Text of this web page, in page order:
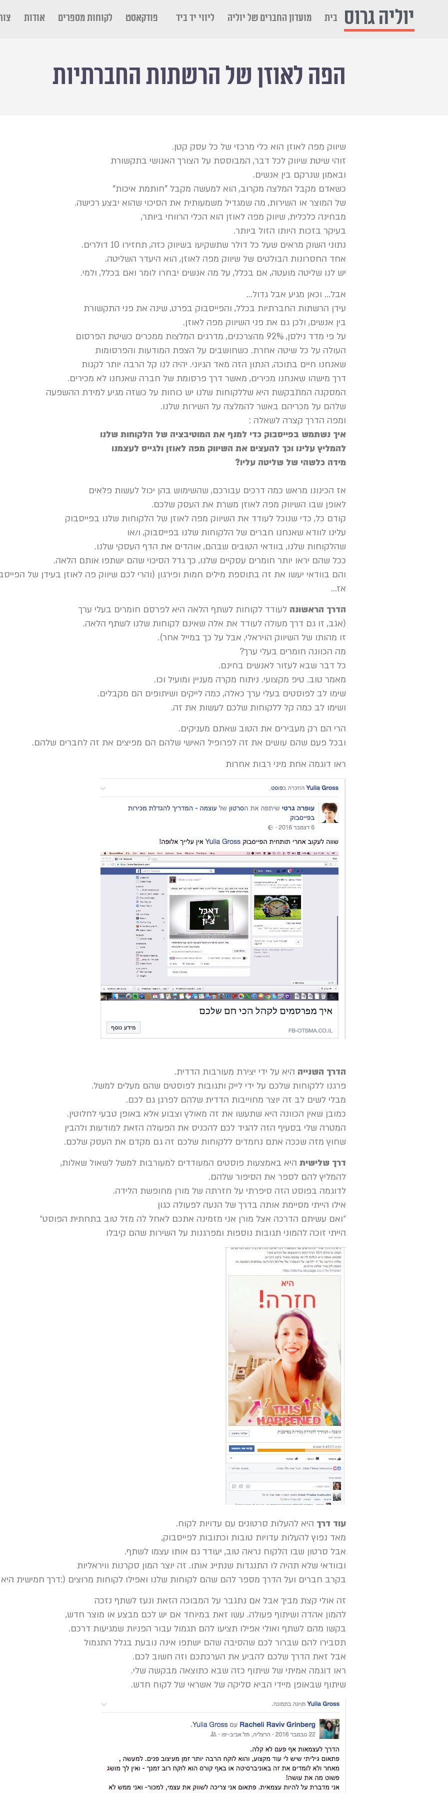
יוליה גרוס בית מועדון החברים של יוליה ליווי יד ביד פודקאסט לקוחות מספרים אודות
הפה לאוזן של הרשתות החברתיות
שיווק מפה לאוזן הוא כלי מרכזי של כל עסק קטן.
זוהי שיטת שיווק לכל דבר, המבוססת על הצורך האנושי בתקשורת
ובאמון שנרקם בין אנשים.
כשאדם מקבל המלצה מקרוב, הוא למעשה מקבל "חותמת איכות"
של המוצר או השירות, מה שמגדיל משמעותית את הסיכוי שהוא יבצע רכישה.
מבחינה כלכלית, שיווק מפה לאוזן הוא הכלי הרווחי ביותר,
בעיקר בזכות היותו הזול ביותר.
נתוני השוק מראים שעל כל דולר שתשקיעו בשיווק כזה, תחזירו 10 דולרים.
אחד החסרונות הבולטים של שיווק מפה לאוזן, הוא היעדר השליטה.
יש לנו שליטה מועטה, אם בכלל, על מה אנשים יבחרו לומר ואם בכלל, ולמי.
אבל… וכאן מגיע אבל גדול…
עידן הרשתות החברתיות בכלל, והפייסבוק בפרט, שינה את פני התקשורת
בין אנשים, ולכן גם את פני השיווק מפה לאוזן.
על פי מדד נילסן, 92% מהצרכנים, מדרגים המלצות ממכרים כשיטת הפרסום
העולה על כל שיטה אחרת. כשחושבים על הצפת המודעות והפרסומות
שאנחנו חיים בתוכה, הנתון הזה מאד הגיוני. יהיה לנו קל הרבה יותר לקנות
דרך מישהו שאנחנו מכירים, מאשר דרך פרסומת של חברה שאנחנו לא מכירים.
המסקנה המתבקשת היא שללקוחות שלנו יש כוחות על כשזה מגיע למידת ההשפעה
שלהם על מכריהם באשר להמלצה על השירות שלנו.
ומפה הדרך קצרה לשאלה :
איך נשתמש בפייסבוק כדי למנף את המוטיבציה של הלקוחות שלנו
להמליץ עלינו וכך להעצים את השיווק מפה לאוזן ולגייס לעצמנו
מידה כלשהי של שליטה עליו?
אז הכינונו מראש כמה דרכים עבורכם, שהשימוש בהן יכול לעשות פלאים
לאופן שבו השיווק מפה לאוזן משרת את העסק שלכם.
קודם כל, כדי שנוכל לעודד את השיווק מפה לאוזן של הלקוחות שלנו בפייסבוק
עלינו לוודא שאנחנו חברים של הלקוחות שלנו בפייסבוק, ו/או
שהלקוחות שלנו, בוודאי הטובים שבהם, אוהדים את הדף העסקי שלנו.
ככל שהם יראו יותר חומרים עסקיים שלנו, כך גדל הסיכוי שהם ישתפו אותם הלאה.
והם בוודאי יעשו את זה בתוספת מילים חמות ופירגון (והרי לכם שיווק פה לאוזן בעידן של
אז…
הדרך הראשונה לעודד לקוחות לשתף הלאה היא לפרסם חומרים בעלי ערך
(אגב, זו גם דרך מעולה לעודד את אלה שאינם לקוחות שלנו לשתף הלאה.
זו מהותו של השיווק הויראלי, אבל על כך במייל אחר).
מה הכוונה חומרים בעלי ערך?
כל דבר שבא לעזור לאנשים בחינם.
מאמר טוב. טיפ מקצועי. ניתוח מקרה מעניין ומועיל וכו.
שימו לב לפוסטים בעלי ערך כאלה, כמה לייקים ושיתופים הם מקבלים.
ושימו לב כמה קל ללקוחות שלכם לעשות את זה.
הרי הם רק מעבירים את הטוב שאתם מעניקים.
ובכל פעם שהם עושים את זה לפרופיל האישי שלהם הם מפיצים את זה לחברים שלהם.
ראו דוגמה אחת מיני רבות אחרות
הדרך השנייה היא על ידי יצירת מעורבות הדדית.
פרגנו ללקוחות שלכם על ידי לייק ותגובות לפוסטים שהם מעלים למשל.
מבלי לשים לב זה יוצר מחוייבות הדדית שלהם לפרגן גם לכם.
כמובן שאין הכוונה היא שתעשו את זה מאולץ וצבוע אלא באופן טבעי לחלוטין.
המטרה שלי בסעיף הזה להגיד לכם להכניס את הפעולה הזאת למודעות ולהבין
שחוץ מזה שככה אתם נחמדים ללקוחות שלכם זה גם מקדם את העסק שלכם.
דרך שלישית היא באמצעות פוסטים המעודדים למעורבות למשל לשאול שאלות,
להמליץ להם לספר את הסיפור שלהם.
לדוגמה בפוסט הזה סיפרתי על חזרתה של מורן מחופשת הלידה.
אילו הייתי מסיימת אותה בדרך של הנעה לפעולה כגון
״ואם עשיתם הדרכה אצל מורן אני מזמינה אתכם לאחל לה מזל טוב בתחתית הפוסט״
הייתי זוכה להמוני תגובות נוספות ומפרגנות על השירות שהם קיבלו
עוד דרך היא להעלות סרטונים עם עדויות לקוח.
מאד נפוץ להעלות עדויות טובות וכתובות לפייסבוק,
אבל סרטון שבו הלקוח נראה טוב, יעודד גם אותו עצמו לשתף.
ובוודאי שלא תהיה לו התנגדות שנתייג אותו. זה יוצר המון סקרנות וויראליות
בקרב חברים ועל הדרך מספר להם שהם לקוחות שלנו ואפילו לקוחות מרוצים (:דרך חמישית
זה אולי קצת מביך אבל אם נתגבר על המבוכה הזאת ונעז לשתף נזכה
להמון אהדה ושיתוף פעולה. עשו זאת במיוחד אם יש לכם מבצע או מוצר חדש,
בקשו מהם לשתף ואולי אפילו תציעו להם תגמול עבור הפניות שמגיעות דרכם.
תסבירו להם שברור לכם שהסיבה שהם ישתפו אינה נובעת בגלל התגמול
אבל זאת הדרך שלכם להביע את הערכתכם וזה חשוב לכם.
ראו דוגמה אמיתי של שיתוף כזה שבא כתוצאה מבקשה שלי.
שיתוף שבאופן מיידי הביא סליקה של אשראי של לקוח חדש.